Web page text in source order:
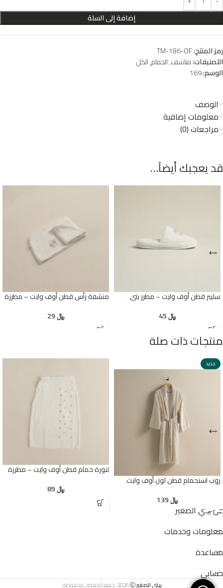
إضافة إلى السلة
رمز المنتج:TM-186-OF
التصنيفات:مناشف,الحمام,الكل
الوسم:169
الوصف
معلومات إضافية
مراجعات (0)
قد يعجبك أيضاً…
سليبر قطن أوف وايت – مطرز بنى
﷼
منشفة رأس قطن أوف وايت – مطرزة
﷼
منتجات ذات صلة
جديد
روب استحمام قطن لون أوف وايت
﷼
تنورة حمام قطن أوف وايت – مطرزة
﷼
عن بيتي الصغير
معلومات وخدمات
مساعدة
حسابي
بيتي الصغير